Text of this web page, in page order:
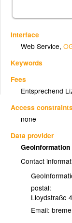
Interface
Web Service,
Keywords
Fees
Entsprechend
Access
none
Data provider
Contact
postal:
Lloydstraße 4
Email: